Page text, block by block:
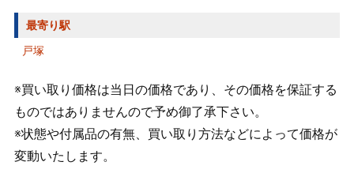
最寄り駅
戸塚
※買い取り価格は当日の価格であり、その価格を保証する
ものではありませんので予め御了承下さい。
※状態や付属品の有無、買い取り方法などによって価格が
変動いたします。